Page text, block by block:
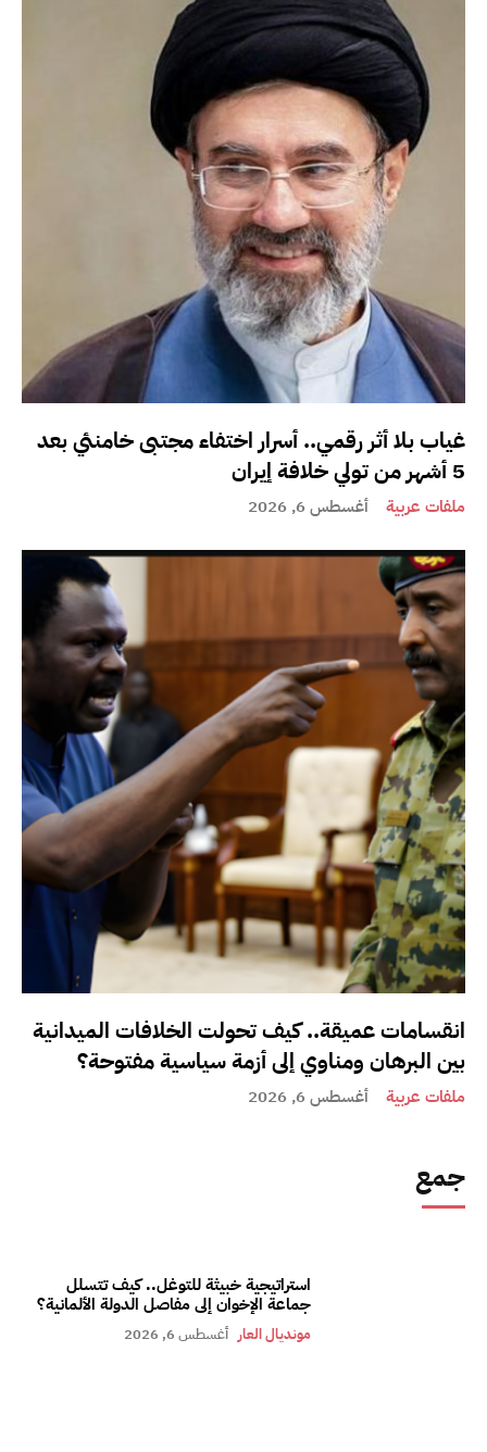
غياب بلا أثر رقمي.. أسرار اختفاء مجتبى خامنئي بعد
5 أشهر من تولي خلافة إيران
ملفات عربية أغسطس 6, 2026
انقسامات عميقة.. كيف تحولت الخلافات الميدانية
بين البرهان ومناوي إلى أزمة سياسية مفتوحة؟
ملفات عربية أغسطس 6, 2026
جمع
استراتيجية خبيثة للتوغل.. كيف تتسلل
جماعة الإخوان إلى مفاصل الدولة الألمانية؟
مونديال العار أغسطس 6, 2026